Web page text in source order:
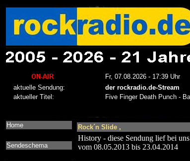
Home
Sendeschema
Rock´n Slide ,
History - diese Sendung lief bei uns
vom 08.05.2013 bis 23.04.2014